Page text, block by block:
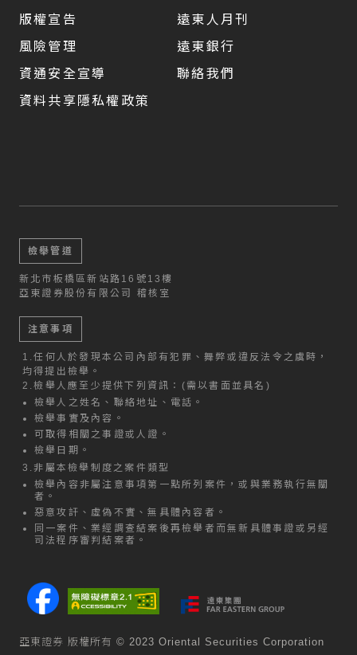
版權宣告
風險管理
資通安全宣導
資料共享隱私權政策
遠東人月刊
遠東銀行
聯絡我們
檢舉管道
新北市板橋區新站路16號13樓
亞東證券股份有限公司 稽核室
注意事項
1.任何人於發現本公司內部有犯罪、舞弊或違反法令之虞時，
均得提出檢舉。
2.檢舉人應至少提供下列資訊：(需以書面並具名)
檢舉人之姓名、聯絡地址、電話。
檢舉事實及內容。
可取得相關之事證或人證。
檢舉日期。
3.非屬本檢舉制度之案件類型
檢舉內容非屬注意事項第一點所列案件，或與業務執行無關
者。
惡意攻訐、虛偽不實、無具體內容者。
同一案件、業經調查結案後再檢舉者而無新具體事證或另經
司法程序審判結案者。
亞東證券 版權所有 © 2023 Oriental Securities Corporation